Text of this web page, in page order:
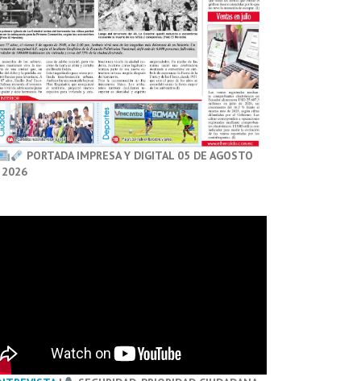
PORTADA IMPRESA Y DIGITAL 05 DE AGOSTO
2026